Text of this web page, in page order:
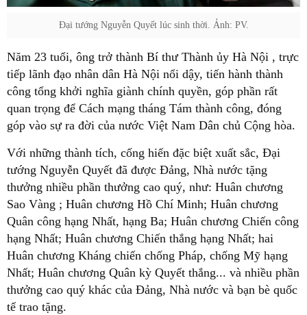
Đại tướng Nguyễn Quyết lúc sinh thời. Ảnh: PV.
Năm 23 tuổi, ông trở thành Bí thư Thành ủy Hà Nội , trực
tiếp lãnh đạo nhân dân Hà Nội nổi dậy, tiến hành thành
công tổng khởi nghĩa giành chính quyền, góp phần rất
quan trọng để Cách mạng tháng Tám thành công, đóng
góp vào sự ra đời của nước Việt Nam Dân chủ Cộng hòa.
Với những thành tích, cống hiến đặc biệt xuất sắc, Đại
tướng Nguyễn Quyết đã được Đảng, Nhà nước tặng
thưởng nhiều phần thưởng cao quý, như: Huân chương
Sao Vàng ; Huân chương Hồ Chí Minh; Huân chương
Quân công hạng Nhất, hạng Ba; Huân chương Chiến công
hạng Nhất; Huân chương Chiến thắng hạng Nhất; hai
Huân chương Kháng chiến chống Pháp, chống Mỹ hạng
Nhất; Huân chương Quân kỳ Quyết thắng... và nhiều phần
thưởng cao quý khác của Đảng, Nhà nước và bạn bè quốc
tế trao tặng.